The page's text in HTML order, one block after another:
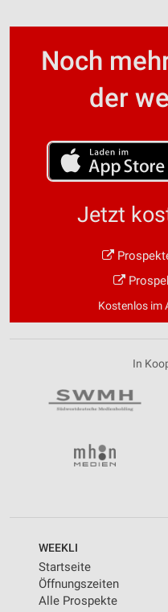
Noch
der
Jetzt
Kostenlos im
In
WEEKLI
Startseite
Öffnungszeiten
Alle Prospekte